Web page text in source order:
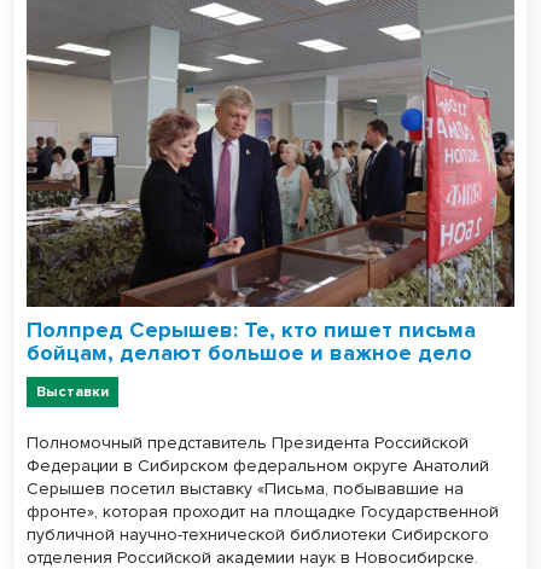
Полпред Серышев: Те, кто пишет письма
бойцам, делают большое и важное дело
Выставки
Полномочный представитель Президента Российской
Федерации в Сибирском федеральном округе Анатолий
Серышев посетил выставку «Письма, побывавшие на
фронте», которая проходит на площадке Государственной
публичной научно-технической библиотеки Сибирского
отделения Российской академии наук в Новосибирске.